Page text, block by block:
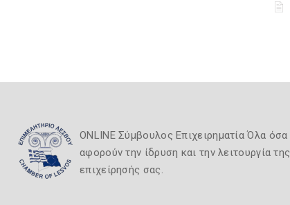
ONLINE Σύμβουλος Επιχειρηματία Όλα όσα
αφορούν την ίδρυση και την λειτουργία της
επιχείρησής σας.